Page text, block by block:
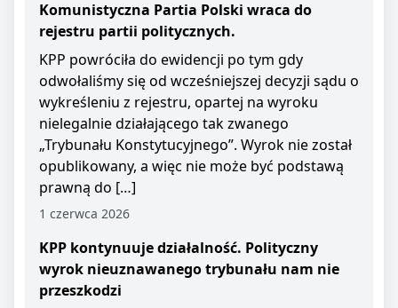
Komunistyczna Partia Polski wraca do
rejestru partii politycznych.
KPP powróciła do ewidencji po tym gdy
odwołaliśmy się od wcześniejszej decyzji sądu o
wykreśleniu z rejestru, opartej na wyroku
nielegalnie działającego tak zwanego
„Trybunału Konstytucyjnego”. Wyrok nie został
opublikowany, a więc nie może być podstawą
prawną do […]
1 czerwca 2026
KPP kontynuuje działalność. Polityczny
wyrok nieuznawanego trybunału nam nie
przeszkodzi